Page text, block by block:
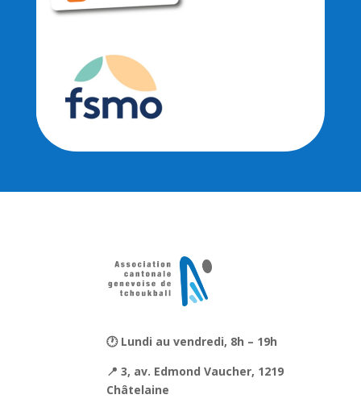
🕐 Lundi au vendredi, 8h – 19h
📍 3, av. Edmond Vaucher, 1219
Châtelaine